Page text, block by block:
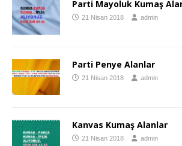
Parti Mayoluk Kumaş
21 Nisan 2018 admin
Parti Penye Alanlar
21 Nisan 2018 admin
Kanvas Kumaş Alanlar
21 Nisan 2018 admin